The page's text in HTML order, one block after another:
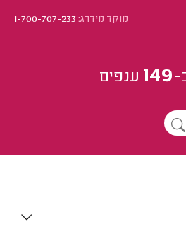
מוקד מידרג:1-700-707-233
149 ענפים